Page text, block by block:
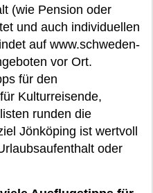
(wie Pension oder
und auch individuellen
auf www.schweden-
vor Ort.
für den
Kulturreisende,
runden die
Jönköping ist wertvoll
oder